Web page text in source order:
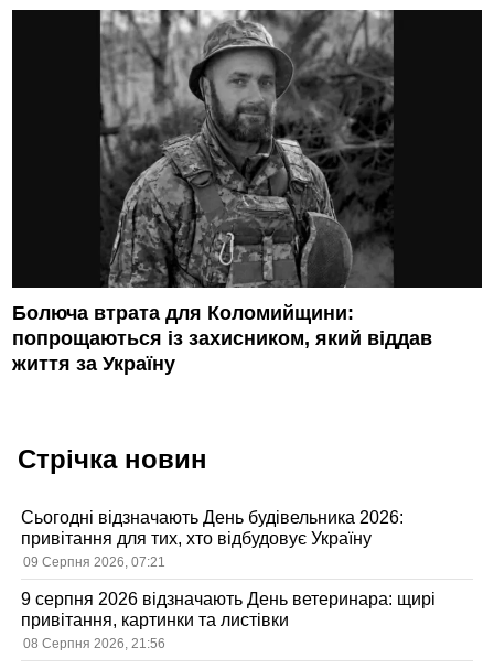
Болюча втрата для Коломийщини:
попрощаються із захисником, який віддав
життя за Україну
Стрічка новин
Сьогодні відзначають День будівельника 2026:
привітання для тих, хто відбудовує Україну
09 Серпня 2026, 07:21
9 серпня 2026 відзначають День ветеринара: щирі
привітання, картинки та листівки
08 Серпня 2026, 21:56